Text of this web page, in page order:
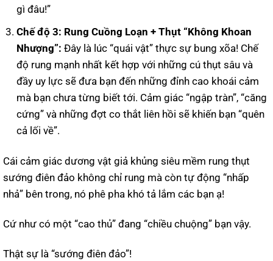
gì đâu!”
Chế độ 3: Rung Cuồng Loạn + Thụt “Không Khoan
Nhượng”: Đây là lúc “quái vật” thực sự bung xõa! Chế
độ rung mạnh nhất kết hợp với những cú thụt sâu và
đầy uy lực sẽ đưa bạn đến những đỉnh cao khoái cảm
mà bạn chưa từng biết tới. Cảm giác “ngập tràn”, “căng
cứng” và những đợt co thắt liên hồi sẽ khiến bạn “quên
cả lối về”.
Cái cảm giác dương vật giả khủng siêu mềm rung thụt
sướng điên đảo không chỉ rung mà còn tự động “nhấp
nhả” bên trong, nó phê pha khó tả lắm các bạn ạ!
Cứ như có một “cao thủ” đang “chiều chuộng” bạn vậy.
Thật sự là “sướng điên đảo”!